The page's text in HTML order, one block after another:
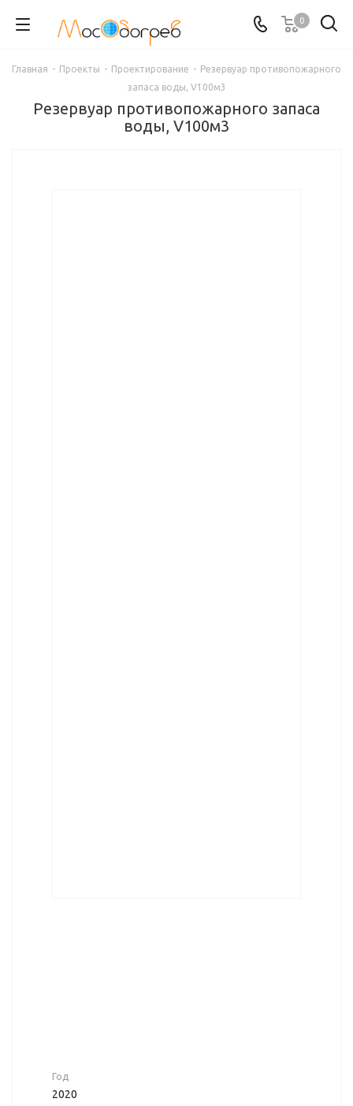
0
Главная - Проекты - Проектирование - Резервуар противопожарного
запаса воды, V100м3
Резервуар противопожарного запаса
воды, V100м3
Год
2020